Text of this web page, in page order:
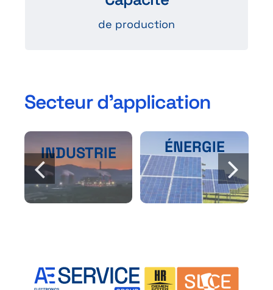
de production
Secteur d’application
INDUSTRIE ÉNERGIE